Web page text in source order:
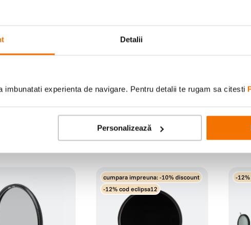
Detalii
imbunatati experienta de navigare. Pentru detalii te rugam sa citesti
Personalizează
SMC L395 67mm
Nisi Kit de Curatare cu Stilou
9990 lei
Nisi
229 99
cumpara impreuna: -10% discount
-12% cod eclipsa12
-